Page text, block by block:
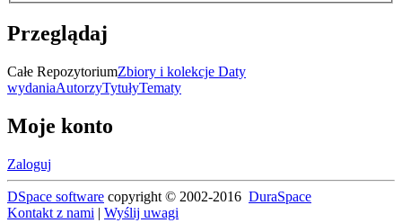
Przeglądaj
Całe RepozytoriumZbiory i kolekcje Daty
wydaniaAutorzyTytułyTematy
Moje konto
Zaloguj
DSpace software copyright © 2002-2016 DuraSpace
Kontakt z nami | Wyślij uwagi